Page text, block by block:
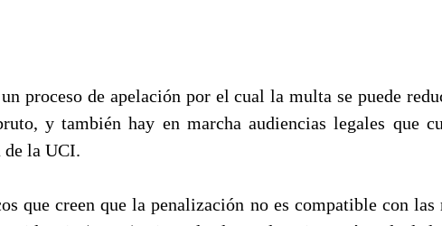
proceso de apelación por el cual la multa se puede
y también hay en marcha audiencias legales que
de la UCI.
que creen que la penalización no es compatible con las